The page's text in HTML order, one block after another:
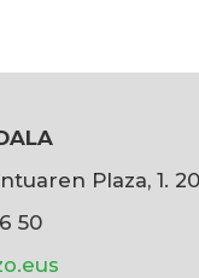
Plaza, 1.
50